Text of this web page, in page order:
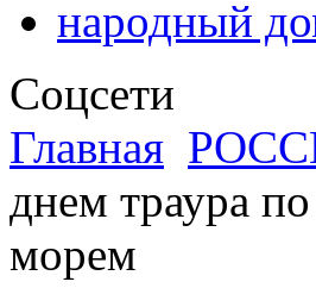
народный
Соцсети
Главная
днем траура
морем